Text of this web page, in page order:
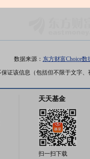
数据来源： 东方财富Choice数
证该信息（包括但不限于文字